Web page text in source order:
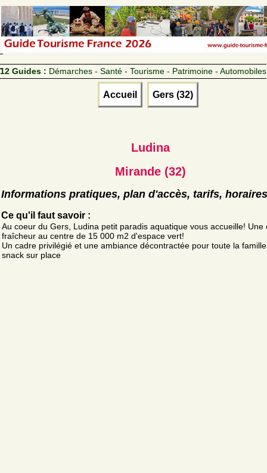
12 Guides : Démarches - Santé - Tourisme - Patrimoine - Automobiles
Accueil Gers (32)
Ludina
Mirande (32)
Informations pratiques, plan d'accès, tarifs, horaires
Ce qu'il faut savoir :
Au coeur du Gers, Ludina petit paradis aquatique vous accueille! Une
fraîcheur au centre de 15 000 m2 d'espace vert!
Un cadre privilégié et une ambiance décontractée pour toute la
snack sur place